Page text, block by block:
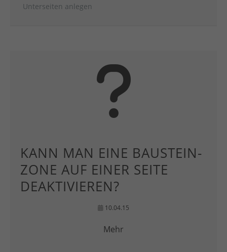
Unterseiten anlegen
KANN MAN EINE BAUSTEIN-
ZONE AUF EINER SEITE
DEAKTIVIEREN?
10.04.15
Mehr